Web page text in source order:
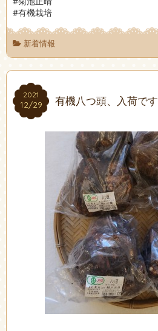
#有機栽培
新着情報
2021
12/29
2021
12/29 有機八つ頭、入荷です